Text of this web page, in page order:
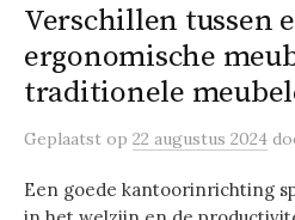
Verschillen tussen
ergonomische
traditionele
Geplaatst op 22 augustus 2024
Een goede kantoorinrichting